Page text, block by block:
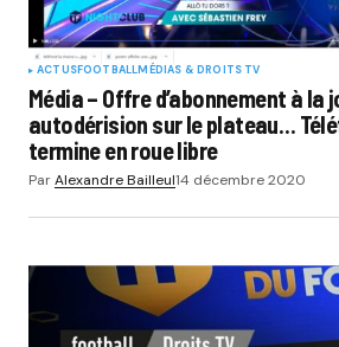
ACTUSFOOTBALLMÉDIAS & DROITS TV
Média – Offre d’abonnement à la
autodérision sur le plateau…
termine en roue libre
ParAlexandre Bailleul14 décembre 2020